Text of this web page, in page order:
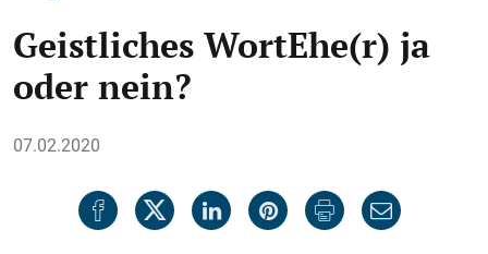
Geistliches WortEhe(r) ja
oder nein?
07.02.2020